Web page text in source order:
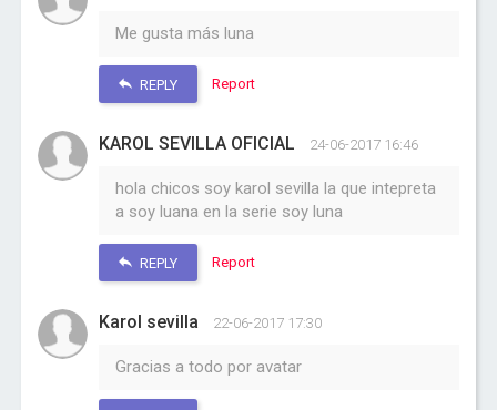
Me gusta más luna
REPLY Report
KAROL SEVILLA OFICIAL 24-06-2017 16:46
hola chicos soy karol sevilla la que intepreta
a soy luana en la serie soy luna
REPLY Report
Karol sevilla 22-06-2017 17:30
Gracias a todo por avatar